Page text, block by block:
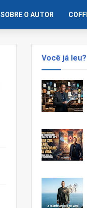
SOBRE O AUTOR
Você já leu?